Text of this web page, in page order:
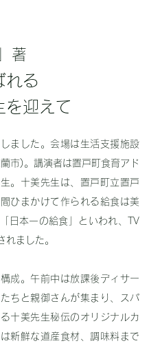
著
れる
を迎えて
ました。会場は生活支援施設
市)。講演者は置戸町食育アド
。十美先生は、置戸町立置戸
ひまかけて作られる給食は美
日本一の給食」といわれ、TV
れました。
成。午前中は放課後ディサー
ちと親御さんが集まり、スパ
十美先生秘伝のオリジナルカ
新鮮な道産食材、調味料まで